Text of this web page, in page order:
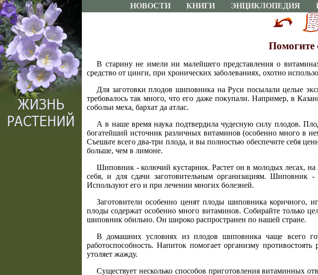
НОВОСТИ КНИГИ ЭНЦИКЛОПЕДИЯ
Помогите
В старину не имели ни малейшего представления о
средство от цинги, при хронических заболеваниях, охотно
Для заготовки плодов шиповника на Руси посылали целые
требовалось так много, что его даже покупали. Например, в
собольи меха, бархат да атлас.
А в наше время наука подтвердила чудесную силу плодов.
богатейший источник различных витаминов (особенно много в
Съешьте всего два-три плода, и вы полностью обеспечите себя
больше, чем в лимоне.
Шиповник - колючий кустарник. Растет он в молодых лесах,
себя, и для сдачи заготовительным организациям. Шиповник
Используют его и при лечении многих болезней.
Заготовители особенно ценят плоды шиповника коричного,
плоды содержат особенно много витаминов. Собирайте только
шиповник обильно. Он широко распространен по нашей стране.
В домашних условиях из плодов шиповника чаще всего
работоспособность. Напиток помогает организму
утоляет жажду.
Существует несколько способов приготовления витаминных